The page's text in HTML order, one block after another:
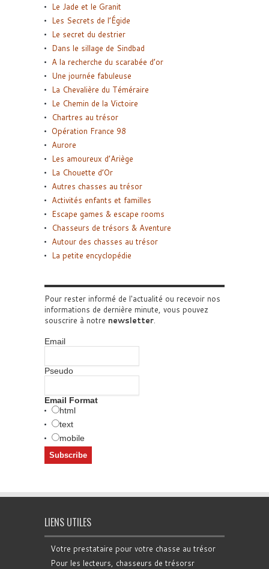
Le Jade et le Granit
Les Secrets de l’Égide
Le secret du destrier
Dans le sillage de Sindbad
A la recherche du scarabée d’or
Une journée fabuleuse
La Chevalière du Téméraire
Le Chemin de la Victoire
Chartres au trésor
Opération France 98
Aurore
Les amoureux d’Ariège
La Chouette d’Or
Autres chasses au trésor
Activités enfants et familles
Escape games & escape rooms
Chasseurs de trésors & Aventure
Autour des chasses au trésor
La petite encyclopédie
Pour rester informé de l'actualité ou recevoir nos
informations de dernière minute, vous pouvez
souscrire à notre newsletter.
Email
Pseudo
Email Format
html
text
mobile
LIENS UTILES
Votre prestataire pour votre chasse au trésor
Pour les lecteurs, chasseurs de trésorsr